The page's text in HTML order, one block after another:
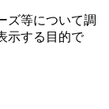
ズ等について調
⽰する⽬的で